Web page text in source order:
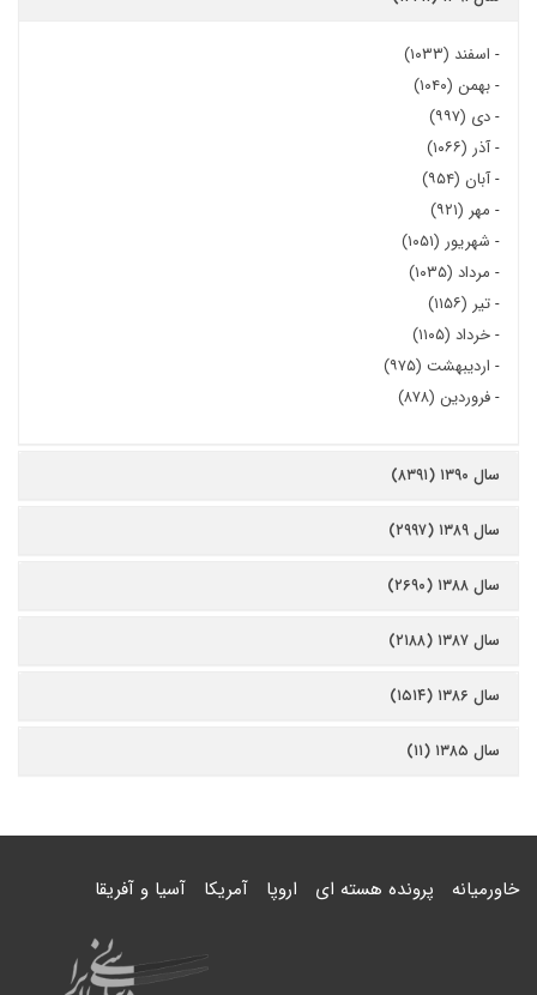
- اسفند (۱۰۳۳)
-بهمن (۱۰۴۰)
-دی (۹۹۷)
-آذر (۱۰۶۶)
-آبان (۹۵۴)
- مهر (۹۲۱)
- شهریور (۱۰۵۱)
- مرداد (۱۰۳۵)
-تیر (۱۱۵۶)
-خرداد (۱۱۰۵)
- اردیبهشت (۹۷۵)
-فروردین (۸۷۸)
سال ۱۳۹۰ (۸۳۹۱)
سال ۱۳۸۹ (۲۹۹۷)
سال ۱۳۸۸ (۲۶۹۰)
سال ۱۳۸۷ (۲۱۸۸)
سال ۱۳۸۶ (۱۵۱۴)
سال ۱۳۸۵ (۱۱)
خاورمیانه پرونده هسته ای اروپا آمریکا آسیا و آفریقا